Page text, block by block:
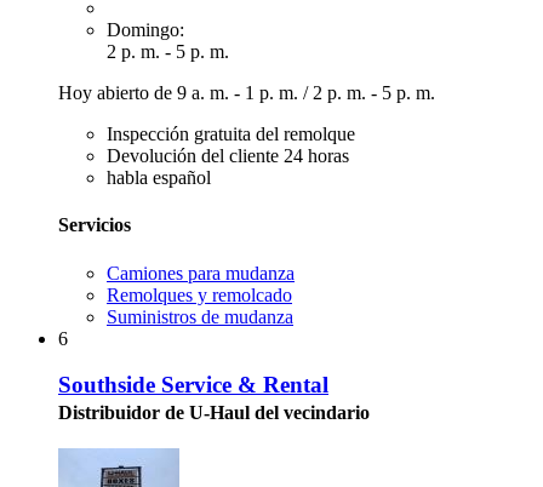
Domingo:
2 p. m. - 5 p. m.
Hoy abierto de 9 a. m. - 1 p. m. / 2 p. m. - 5 p. m.
Inspección gratuita del remolque
Devolución del cliente 24 horas
habla español
Servicios
Camiones para mudanza
Remolques y remolcado
Suministros de mudanza
6
Southside Service & Rental
Distribuidor de U-Haul del vecindario